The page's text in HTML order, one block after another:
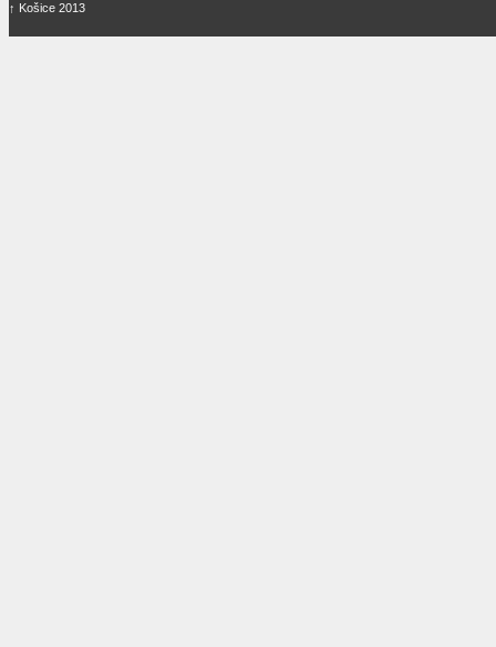
↑ Košice 2013